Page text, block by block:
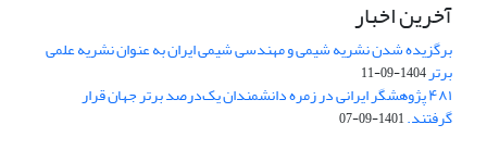
آخرین اخبار
برگزیده شدن نشریه شیمی و مهندسی شیمی ایران به عنوان نشریه علمی
برتر1404-09-11
۴۸۱ پژوهشگر ایرانی در زمره دانشمندان یک‌درصد برتر جهان قرار
گرفتند.1401-09-07